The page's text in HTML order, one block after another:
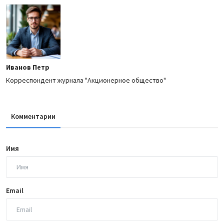
Иванов Петр
Корреспондент журнала "Акционерное общество"
Комментарии
Имя
Email